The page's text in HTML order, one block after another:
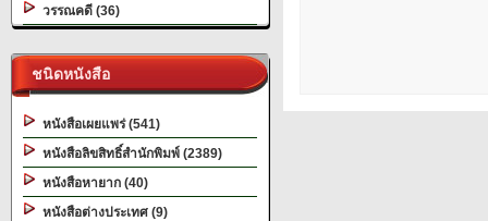
วรรณคดี (36)
ชนิดหนังสือ
หนังสือเผยแพร่ (541)
หนังสือลิขสิทธิ์สำนักพิมพ์ (2389)
หนังสือหายาก (40)
หนังสือต่างประเทศ (9)